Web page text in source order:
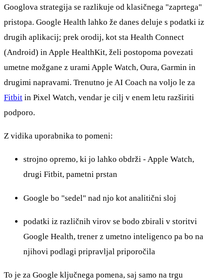
Googlova strategija se razlikuje od klasičnega "zaprtega"
pristopa. Google Health lahko že danes deluje s podatki iz
drugih aplikacij; prek orodij, kot sta Health Connect
(Android) in Apple HealthKit, želi postopoma povezati
umetne možgane z urami Apple Watch, Oura, Garmin in
drugimi napravami. Trenutno je AI Coach na voljo le za
Fitbit in Pixel Watch, vendar je cilj v enem letu razširiti
podporo.
Z vidika uporabnika to pomeni:
strojno opremo, ki jo lahko obdrži - Apple Watch,
drugi Fitbit, pametni prstan
Google bo "sedel" nad njo kot analitični sloj
podatki iz različnih virov se bodo zbirali v storitvi
Google Health, trener z umetno inteligenco pa bo na
njihovi podlagi pripravljal priporočila
To je za Google ključnega pomena, saj samo na trgu